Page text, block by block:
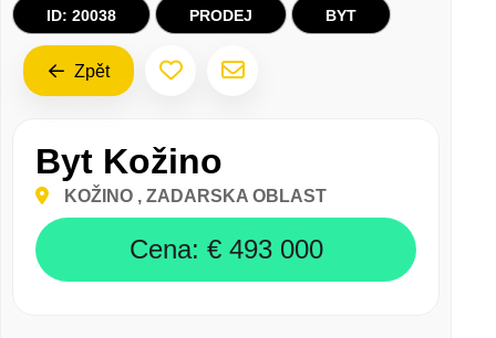
ID: 20038 PRODEJ BYT
Zpět
Byt Kožino
KOŽINO , ZADARSKA OBLAST
Cena: € 493 000